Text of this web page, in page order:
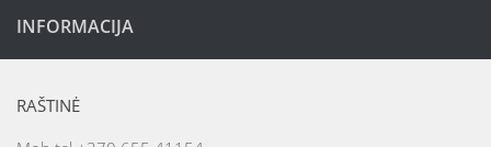
INFORMACIJA
RAŠTINĖ